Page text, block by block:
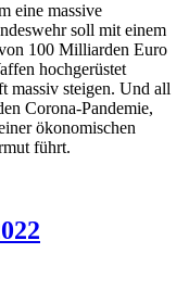
eine massive
soll mit einem
100 Milliarden Euro
hochgerüstet
massiv steigen. Und all
Corona-Pandemie,
ökonomischen
führt.